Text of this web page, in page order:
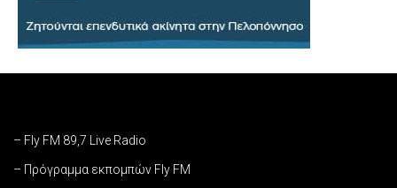
– Fly FM 89,7 Live Radio
– Πρόγραμμα εκπομπών Fly FM